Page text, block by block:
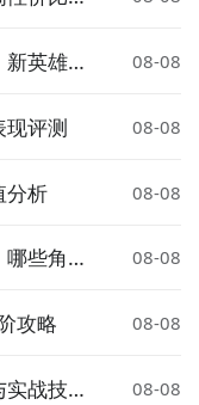
英雄、
08-08
现评测 08-08
分析 08-08
些角色
08-08
攻略 08-08
战技巧
08-08